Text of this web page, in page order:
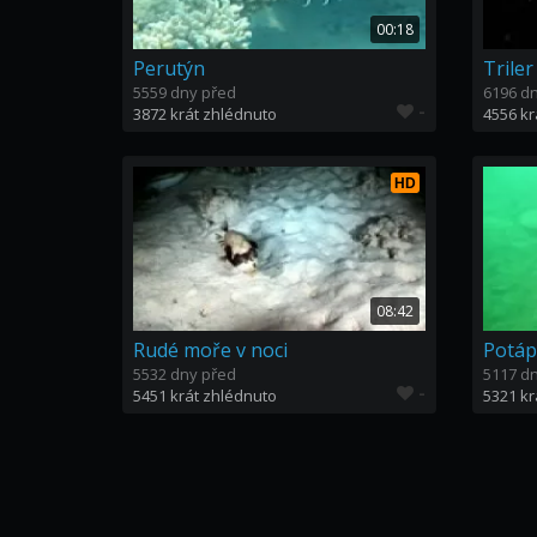
00:18
Perutýn
5559 dny před
3872 krát zhlédnuto
-
Triler
6196
4556
HD
08:42
Rudé moře v noci
5532 dny před
5451 krát zhlédnuto
-
5117
5321